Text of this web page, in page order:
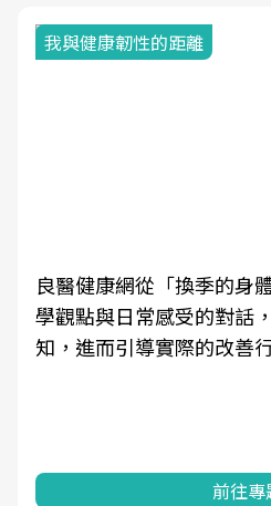
我與健康韌性的距離
良醫健康網從「換季的身
學觀點與日常感受的對話
知，進而引導實際的改善
前往專